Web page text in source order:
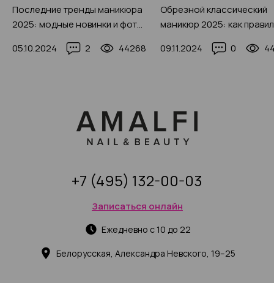
Последние тренды маникюра
2025: модные новинки и фото-
05.10.2024 2 44268
Обрезной классический
маникюр 2025: как
09.11.2024 0
Белорусская, Александра Невского, 19–25
Ежедневно с 10 до 22
Записаться онлайн
+7 (495) 132-00-03